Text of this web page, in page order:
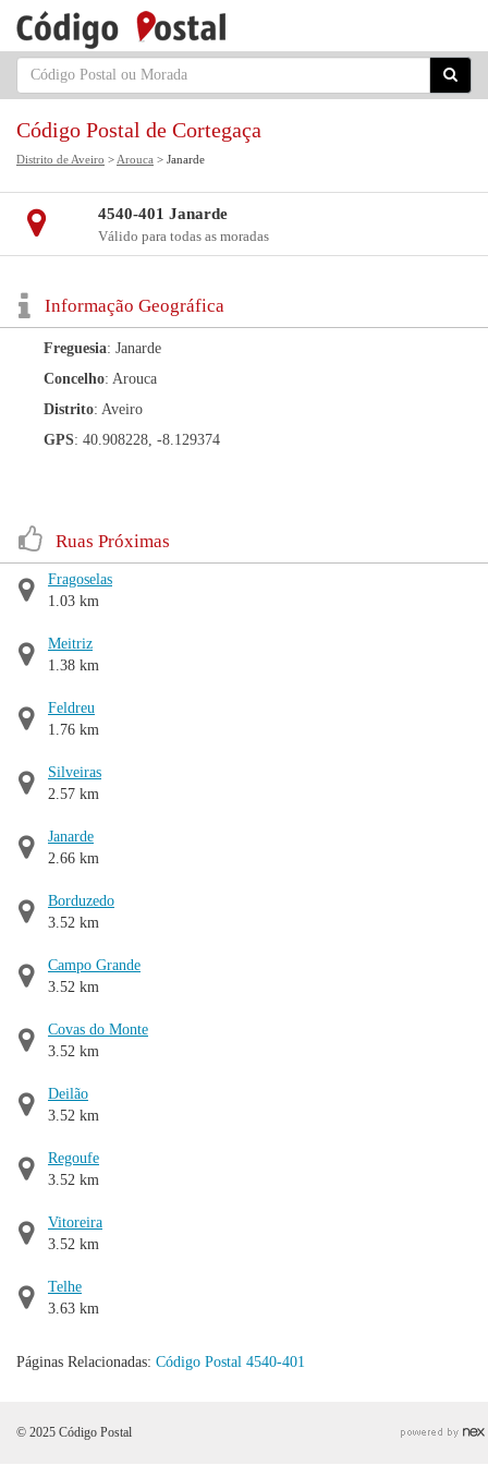
Código Postal de Cortegaça
Distrito de Aveiro > Arouca > Janarde
4540-401 Janarde
Válido para todas as moradas
Informação Geográfica
Freguesia: Janarde
Concelho: Arouca
Distrito: Aveiro
GPS: 40.908228, -8.129374
Ruas Próximas
Fragoselas
1.03 km
Meitriz
1.38 km
Feldreu
1.76 km
Silveiras
2.57 km
Janarde
2.66 km
Borduzedo
3.52 km
Campo Grande
3.52 km
Covas do Monte
3.52 km
Deilão
3.52 km
Regoufe
3.52 km
Vitoreira
3.52 km
Telhe
3.63 km
Páginas Relacionadas: Código Postal 4540-401
© 2025 Código Postal